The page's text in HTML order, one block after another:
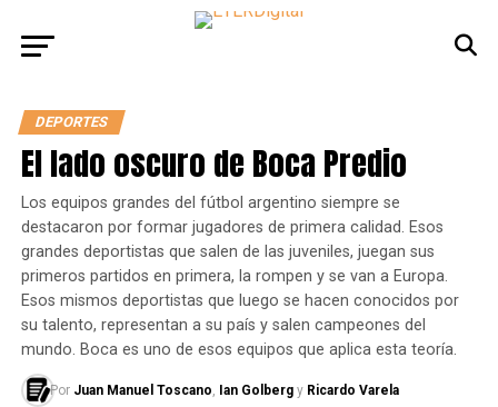
DEPORTES
El lado oscuro de Boca Predio
Los equipos grandes del fútbol argentino siempre se
destacaron por formar jugadores de primera calidad. Esos
grandes deportistas que salen de las juveniles, juegan sus
primeros partidos en primera, la rompen y se van a Europa.
Esos mismos deportistas que luego se hacen conocidos por
su talento, representan a su país y salen campeones del
mundo. Boca es uno de esos equipos que aplica esta teoría.
Por Juan Manuel Toscano, Ian Golbergy Ricardo Varela